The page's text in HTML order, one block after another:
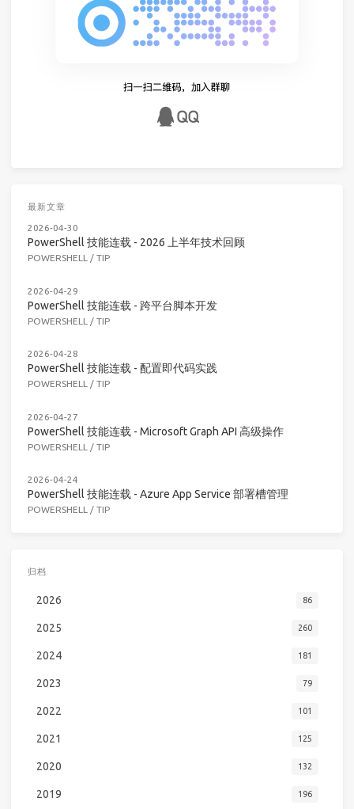
最新文章
2026-04-30
PowerShell 技能连载 - 2026 上半年技术回顾
POWERSHELL / TIP
2026-04-29
PowerShell 技能连载 - 跨平台脚本开发
POWERSHELL / TIP
2026-04-28
PowerShell 技能连载 - 配置即代码实践
POWERSHELL / TIP
2026-04-27
PowerShell 技能连载 - Microsoft Graph API 高级操作
POWERSHELL / TIP
2026-04-24
PowerShell 技能连载 - Azure App Service 部署槽管理
POWERSHELL / TIP
归档
2026 86
2025 260
2024 181
2023 79
2022 101
2021 125
2020 132
2019 196